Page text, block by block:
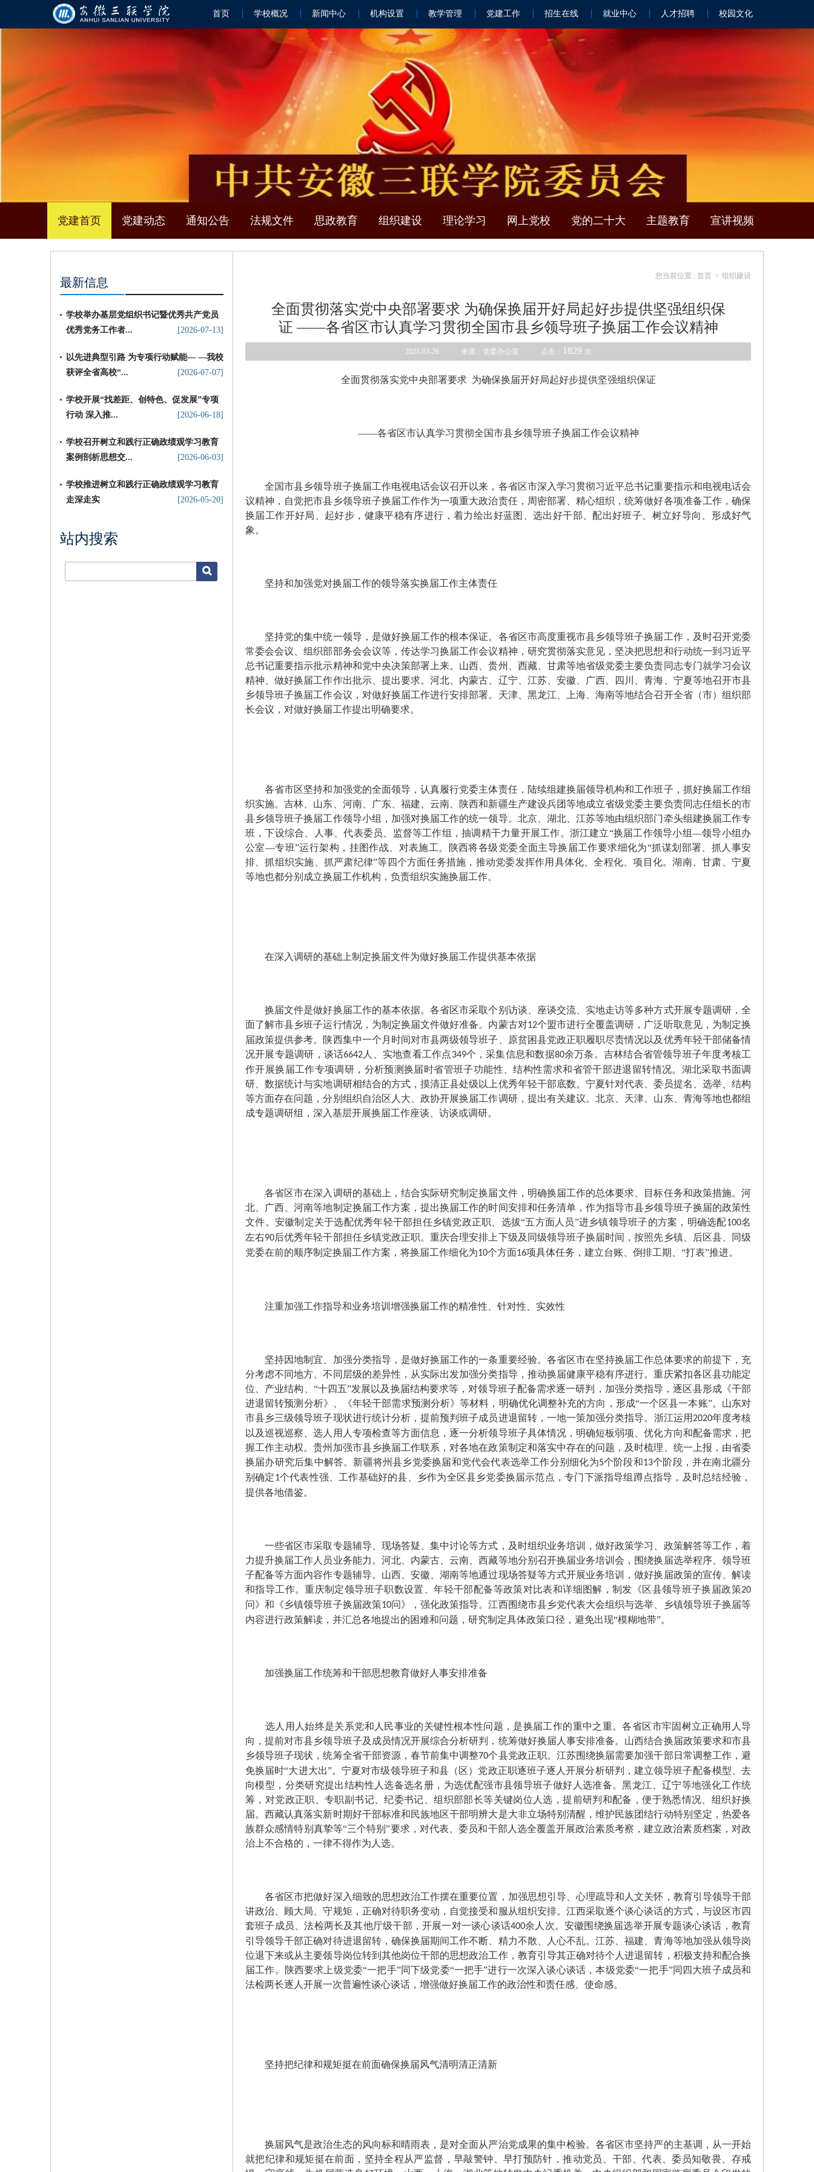
首页 学校概况 新闻中心 机构设置 教学管理 党建工作 招生在线 就业中心 人才招聘 校园文化
党建首页 党建动态 通知公告 法规文件 思政教育 组织建设 理论学习 网上党校 党的二十大 主题教育 宣讲视频
最新信息
学校举办基层党组织书记暨优秀共产党员
优秀党务工作者...
[2026-07-13]
以先进典型引路 为专项行动赋能— —我校
获评全省高校“...
[2026-07-07]
​学校开展“找差距、创特色、促发展”专项
行动 深入推...
[2026-06-18]
学校召开树立和践行正确政绩观学习教育
案例剖析思想交...
[2026-06-03]
学校推进树立和践行正确政绩观学习教育
走深走实
[2026-05-20]
站内搜索
您当前位置 : 首页 > 组织建设
全面贯彻落实党中央部署要求 为确保换届开好局起好步提供坚强组织保
证 ——各省区市认真学习贯彻全国市县乡领导班子换届工作会议精神
2021-03-26 来源：党委办公室 点击： 1829 次
全面贯彻落实党中央部署要求 为确保换届开好局起好步提供坚强组织保证
——各省区市认真学习贯彻全国市县乡领导班子换届工作会议精神
全国市县乡领导班子换届工作电视电话会议召开以来，各省区市深入学习贯彻习近平总书记重要指示和电视电话会
议精神，自觉把市县乡领导班子换届工作作为一项重大政治责任，周密部署、精心组织，统筹做好各项准备工作，确保
换届工作开好局、起好步，健康平稳有序进行，着力绘出好蓝图、选出好干部、配出好班子、树立好导向、形成好气
象。
坚持和加强党对换届工作的领导落实换届工作主体责任
坚持党的集中统一领导，是做好换届工作的根本保证。各省区市高度重视市县乡领导班子换届工作，及时召开党委
常委会会议、组织部部务会会议等，传达学习换届工作会议精神，研究贯彻落实意见，坚决把思想和行动统一到习近平
总书记重要指示批示精神和党中央决策部署上来。山西、贵州、西藏、甘肃等地省级党委主要负责同志专门就学习会议
精神、做好换届工作作出批示、提出要求。河北、内蒙古、辽宁、江苏、安徽、广西、四川、青海、宁夏等地召开市县
乡领导班子换届工作会议，对做好换届工作进行安排部署。天津、黑龙江、上海、海南等地结合召开全省（市）组织部
长会议，对做好换届工作提出明确要求。
各省市区坚持和加强党的全面领导，认真履行党委主体责任，陆续组建换届领导机构和工作班子，抓好换届工作组
织实施。吉林、山东、河南、广东、福建、云南、陕西和新疆生产建设兵团等地成立省级党委主要负责同志任组长的市
县乡领导班子换届工作领导小组，加强对换届工作的统一领导。北京、湖北、江苏等地由组织部门牵头组建换届工作专
班，下设综合、人事、代表委员、监督等工作组，抽调精干力量开展工作。浙江建立“换届工作领导小组—领导小组办
公室—专班”运行架构，挂图作战、对表施工。陕西将各级党委全面主导换届工作要求细化为“抓谋划部署、抓人事安
排、抓组织实施、抓严肃纪律”等四个方面任务措施，推动党委发挥作用具体化、全程化、项目化。湖南、甘肃、宁夏
等地也都分别成立换届工作机构，负责组织实施换届工作。
在深入调研的基础上制定换届文件为做好换届工作提供基本依据
换届文件是做好换届工作的基本依据。各省区市采取个别访谈、座谈交流、实地走访等多种方式开展专题调研，全
面了解市县乡班子运行情况，为制定换届文件做好准备。内蒙古对12个盟市进行全覆盖调研，广泛听取意见，为制定换
届政策提供参考。陕西集中一个月时间对市县两级领导班子、原贫困县党政正职履职尽责情况以及优秀年轻干部储备情
况开展专题调研，谈话6642 人、实地查看工作点349个，采集信息和数据80余万条。吉林结合省管领导班子年度考核工
作开展换届工作专项调研，分析预测换届时省管班子功能性、结构性需求和省管干部进退留转情况。湖北采取书面调
研、数据统计与实地调研相结合的方式，摸清正县处级以上优秀年轻干部底数。宁夏针对代表、委员提名、选举、结构
等方面存在问题，分别组织自治区人大、政协开展换届工作调研，提出有关建议。北京、天津、山东、青海等地也都组
成专题调研组，深入基层开展换届工作座谈、访谈或调研。
各省区市在深入调研的基础上，结合实际研究制定换届文件，明确换届工作的总体要求、目标任务和政策措施。河
北、广西、河南等地制定换届工作方案，提出换届工作的时间安排和任务清单，作为指导市县乡领导班子换届的政策性
文件。安徽制定关于选配优秀年轻干部担任乡镇党政正职、选拔“五方面人员”进乡镇领导班子的方案，明确选配100名
左右90后优秀年轻干部担任乡镇党政正职。重庆合理安排上下级及同级领导班子换届时间，按照先乡镇、后区县、同级
党委在前的顺序制定换届工作方案，将换届工作细化为10个方面16项具体任务，建立台账、倒排工期、“打表”推进。
注重加强工作指导和业务培训 增强换届工作的精准性、针对性、实效性
坚持因地制宜、加强分类指导，是做好换届工作的一条重要经验。各省区市在坚持换届工作总体要求的前提下，充
分考虑不同地方、不同层级的差异性，从实际出发加强分类指导，推动换届健康平稳有序进行。重庆紧扣各区县功能定
位、产业结构、 “十四五”发展以及换届结构要求等，对领导班子配备需求逐一研判，加强分类指导，逐区县形成《干部
进退留转预测分析》、《年轻干部需求预测分析》等材料，明确优化调整补充的方向，形成“一个区县一本账”。山东对
市县乡三级领导班子现状进行统计分析，提前预判班子成员进退留转，一地一策加强分类指导。浙江运用2020年度考核
以及巡视巡察、选人用人专项检查等方面信息，逐一分析领导班子具体情况，明确短板弱项、优化方向和配备需求，把
握工作主动权。贵州加强市县乡换届工作联系，对各地在政策制定和落实中存在的问题，及时梳理、统一上报，由省委
换届办研究后集中解答。新疆将州县乡党委换届和党代会代表选举工作分别细化为5个阶段和13个阶段，并在南北疆分
别确定1个代表性强、工作基础好的县、乡作为全区县乡党委换届示范点，专门下派指导组蹲点指导，及时总结经验，
提供各地借鉴。
一些省区市采取专题辅导、现场答疑、集中讨论等方式，及时组织业务培训，做好政策学习、政策解答等工作，着
力提升换届工作人员业务能力。河北、内蒙古、云南、西藏等地分别召开换届业务培训会，围绕换届选举程序、领导班
子配备等方面内容作专题辅导。山西、安徽、湖南等地通过现场答疑等方式开展业务培训，做好换届政策的宣传、解读
和指导工作。重庆制定领导班子职数设置、年轻干部配备等政策对比表和详细图解，制发《区县领导班子换届政策20
问》和《乡镇领导班子换届政策10问》，强化政策指导。江西围绕市县乡党代表大会组织与选举、乡镇领导班子换届等
内容进行政策解读，并汇总各地提出的困难和问题，研究制定具体政策口径，避免出现“模糊地带”。
加强换届工作统筹和干部思想教育做好人事安排准备
选人用人始终是关系党和人民事业的关键性根本性问题，是换届工作的重中之重。各省区市牢固树立正确用人导
向，提前对市县乡领导班子及成员情况开展综合分析研判，统筹做好换届人事安排准备。山西结合换届政策要求和市县
乡领导班子现状，统筹全省干部资源，春节前集中调整70个县党政正职。江苏围绕换届需要加强干部日常调整工作，避
免换届时“大进大出”。宁夏对市级领导班子和县（区）党政正职逐班子逐人开展分析研判，建立领导班子配备模型、去
向模型，分类研究提出结构性人选备选名册，为选优配强市县领导班子做好人选准备。黑龙江、辽宁等地强化工作统
筹，对党政正职、专职副书记、纪委书记、组织部部长等关键岗位人选，提前研判和配备，便于熟悉情况、组织好换
届。西藏认真落实新时期好干部标准和民族地区干部明辨大是大非立场特别清醒，维护民族团结行动特别坚定，热爱各
族群众感情特别真挚等“三个特别”要求，对代表、委员和干部人选全覆盖开展政治素质考察，建立政治素质档案，对政
治上不合格的，一律不得作为人选。
各省区市把做好深入细致的思想政治工作摆在重要位置，加强思想引导、心理疏导和人文关怀，教育引导领导干部
讲政治、顾大局、守规矩，正确对待职务变动，自觉接受和服从组织安排。江西采取逐个谈心谈话的方式，与设区市四
套班子成员、法检两长及其他厅级干部，开展一对一谈心谈话400余人次。安徽围绕换届选举开展专题谈心谈话，教育
引导领导干部正确对待进退留转，确保换届期间工作不断、精力不散、人心不乱。江苏、福建、青海等地加强从领导岗
位退下来或从主要领导岗位转到其他岗位干部的思想政治工作，教育引导其正确对待个人进退留转，积极支持和配合换
届工作。陕西要求上级党委“一把手”同下级党委“一把手”进行一次深入谈心谈话，本级党委“一把手”同四大班子成员和
法检两长逐人开展一次普遍性谈心谈话，增强做好换届工作的政治性和责任感、使命感。
坚持把纪律和规矩挺在前面确保换届风气清明清正清新
换届风气是政治生态的风向标和晴雨表，是对全面从严治党成果的集中检验。各省区市坚持严的主基调，从一开始
就把纪律和规矩挺在前面，坚持全程从严监督，早敲警钟、早打预防针，推动党员、干部、代表、委员知敬畏、存戒